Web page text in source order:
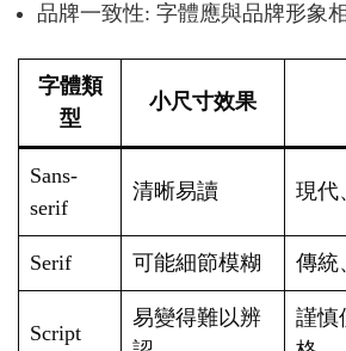
品牌一致性: 字體應與品牌形象相
字體類
型
小尺寸效果
Sans-
serif
清晰易讀 現代
Serif 可能細節模糊 傳統
Script
易變得難以辨
謹慎